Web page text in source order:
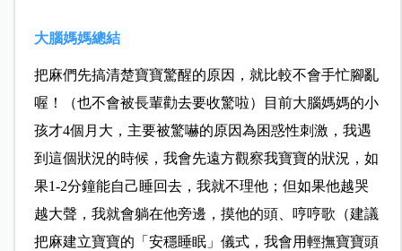
大腦媽媽總結
把麻們先搞清楚寶寶驚醒的原因，就比較不會手忙腳亂
喔！（也不會被長輩勸去要收驚啦）
目前大腦媽媽的小
孩才4個月大，主要被驚嚇的原因為困惑性刺激，我遇
到這個狀況的時候，我會先遠方觀察我寶寶的狀況，如
果1-2分鐘能自己睡回去，我就不理他；但如果他越哭
越大聲，我就會躺在他旁邊，摸他的頭、哼哼歌（建議
把麻建立寶寶的「安穩睡眠」儀式，我會用輕撫寶寶頭